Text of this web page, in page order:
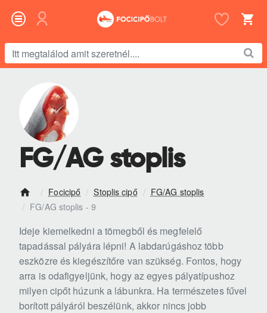
megtalálod
FG/AG stoplis
o
m
e
Focicipő Stoplis cipő
FG/AG stoplis
FG/AG stoplis - 9
Ideje kiemelkedni a tömegből és megfelelő
tapadással pályára lépni! A labdarúgáshoz több
eszközre és kiegészítőre van szükség. Fontos, hogy
arra is odafigyeljünk, hogy az egyes pályatípushoz
milyen cipőt húzunk a lábunkra. Ha természetes fűvel
borított pályáról beszélünk, akkor nincs jobb